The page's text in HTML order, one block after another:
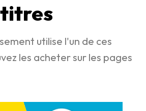
utilise l'un de ces
les acheter sur les pages